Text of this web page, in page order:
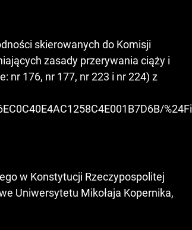
skierowanych do Komisji
zasady przerywania ciąży i
nr 176, nr 177, nr 223 i nr 224) z
%24Fi
w Konstytucji Rzeczypospolitej
Uniwersytetu Mikołaja Kopernika,